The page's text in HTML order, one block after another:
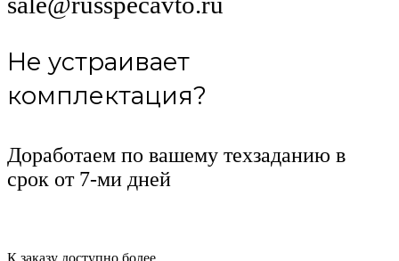
Не устраивает
комплектация?
Доработаем по вашему техзаданию в
срок от 7-ми дней
К заказу доступно более